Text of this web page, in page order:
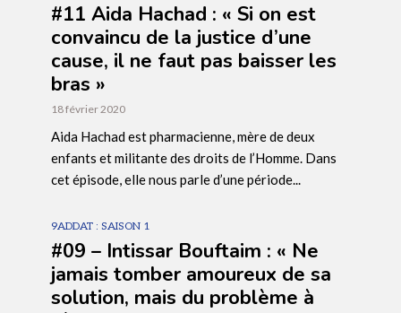
#11 Aida Hachad : « Si on est
convaincu de la justice d’une
cause, il ne faut pas baisser les
bras »
18 février 2020
Aida Hachad est pharmacienne, mère de deux
enfants et militante des droits de l’Homme. Dans
cet épisode, elle nous parle d’une période...
9ADDAT : SAISON 1
#09 – Intissar Bouftaim : « Ne
jamais tomber amoureux de sa
solution, mais du problème à